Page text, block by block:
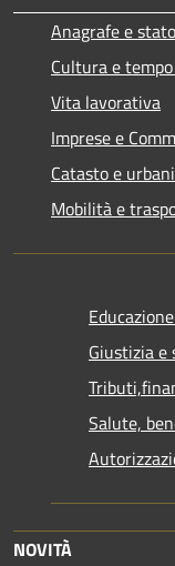
Anagrafe e
Cultura e
Vita lavorativa
Imprese e
Catasto e
Mobilità e
Giustizia e
Salute,
NOVITÀ